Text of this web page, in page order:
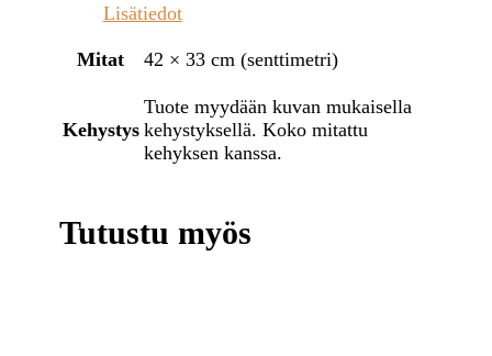
Lisätiedot
Mitat 42 × 33 cm (senttimetri)
Kehystys
Tuote myydään kuvan mukaisella
kehystyksellä. Koko mitattu
kehyksen kanssa.
Tutustu myös